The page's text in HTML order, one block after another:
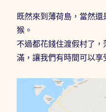
既然來到薄荷島，當然
猴。
不過都花錢住渡假村了，
滿，讓我們有時間可以享